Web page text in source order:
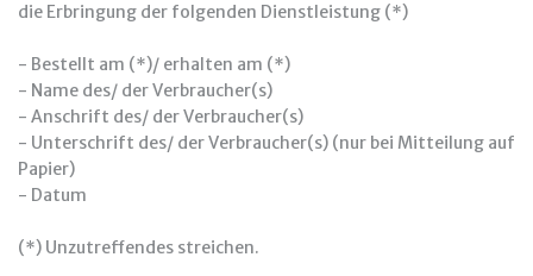
die Erbringung der folgenden Dienstleistung (*)
- Bestellt am (*)/ erhalten am (*)
- Name des/ der Verbraucher(s)
- Anschrift des/ der Verbraucher(s)
- Unterschrift des/ der Verbraucher(s) (nur bei Mitteilung auf
Papier)
- Datum
(*) Unzutreffendes streichen.